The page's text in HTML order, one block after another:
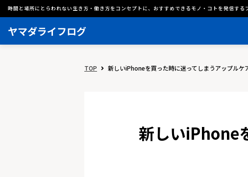
時間と場所にとらわれない生き方・働き方をコンセプトに、おすすめできるモノ・コトを発信する
ヤマダライフログ
TOP 新しいiPhoneを買った時に迷ってしまうアップルケ
新しいiPhone